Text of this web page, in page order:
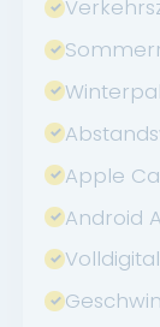
Apple
Android